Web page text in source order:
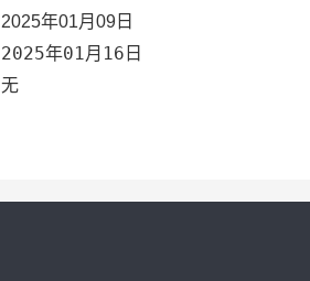
2025年01月09日
2025年01月16日
无